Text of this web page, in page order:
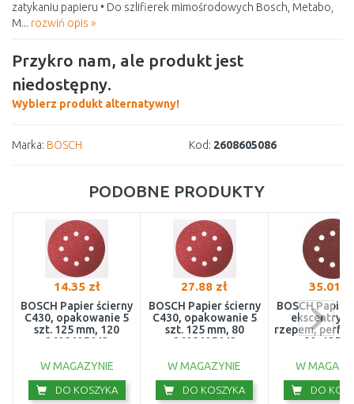
zatykaniu papieru • Do szlifierek mimośrodowych Bosch, Metabo,
M... rozwiń opis »
Przykro nam, ale produkt jest
niedostępny.
Wybierz produkt alternatywny!
Marka: BOSCH Kod: 2608605086
PODOBNE PRODUKTY
14.35 zł
BOSCH Papier ścierny
C430, opakowanie 5
szt. 125 mm, 120
2608605643
W MAGAZYNIE
DO KOSZYKA
27.88 zł
BOSCH Papier ścierny
C430, opakowanie 5
szt. 125 mm, 80
2608605642
W MAGAZYNIE
DO KOSZYKA
35.01
BOSCH Papier
rzepem,
80, 125
W
DO